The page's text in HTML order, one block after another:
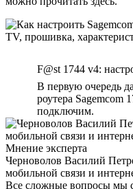
F@st 1744 v4:
В первую очередь
роутера Sagemcom
подключим.
Мнение эксперта
Черноволов Василий
мобильной связи и
Все сложные вопросы мы